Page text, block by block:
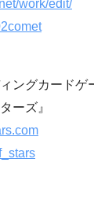
work/edit/
ングカードゲ
ーズ』